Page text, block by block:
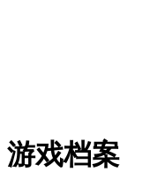
游戏档案